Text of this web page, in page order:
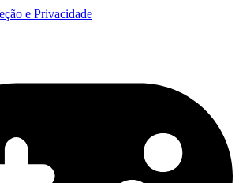
e Privacidade